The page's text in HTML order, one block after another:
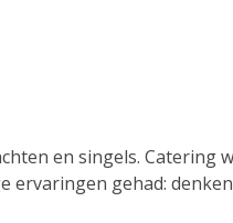
en singels. Catering
gehad: